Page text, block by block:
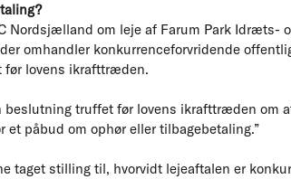
Nordsjælland om leje af Farum Park Idræts-
omhandler konkurrenceforvridende
før lovens ikrafttræden.
beslutning truffet før lovens ikrafttræden om
påbud om ophør eller tilbagebetaling.”
taget stilling til, hvorvidt lejeaftalen er